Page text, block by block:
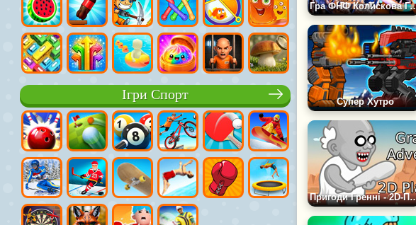
Ігри Спорт
Гра ФНФ Колискова
Супер Хутро
Пригоди Гренні -